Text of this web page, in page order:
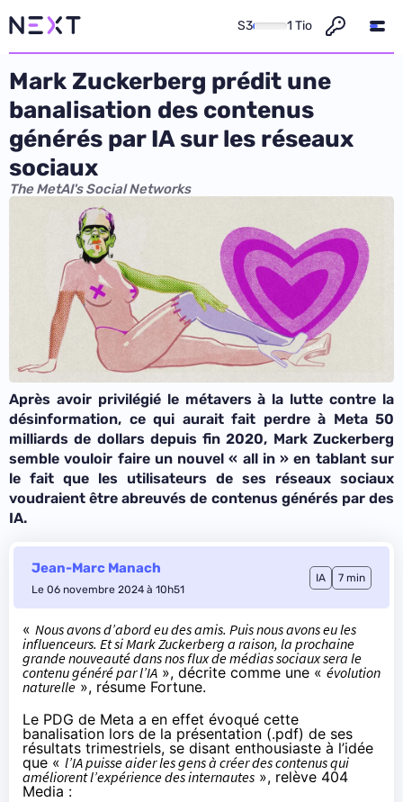
S3 1 Tio
Mark Zuckerberg prédit une
banalisation des contenus
générés par IA sur les réseaux
sociaux
The MetAI's Social Networks
Après avoir privilégiéle métavers à la lutte contre la
désinformation, ce qui aurait fait perdre à Meta 50
milliards de dollarsdepuis fin 2020, Mark Zuckerberg
semble vouloir faire un nouvel « all in » en tablant sur
le fait que les utilisateurs de ses réseaux sociaux
voudraient être abreuvés de contenus générés par des
IA.
Jean-Marc Manach
Le 06 novembre 2024 à 10h51
IA 7 min
« Nous avons d’abord eu des amis. Puis nous avons eu les
influenceurs. Et si Mark Zuckerberg a raison, la prochaine
grande nouveauté dans nos flux de médias sociaux sera le
contenu généré par l’IA », décrite comme une « évolution
naturelle », résume Fortune.
Le PDG de Meta a en effet évoqué cette
banalisation lors de la présentation (.pdf) de ses
résultats trimestriels, se disant enthousiaste à l’idée
que « l’IA puisse aider les gens à créer des contenus qui
améliorent l’expérience des internautes », relève 404
Media :